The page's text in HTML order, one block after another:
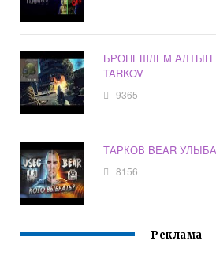
БРОНЕШЛЕМ АЛТЫН
TARKOV
9365
ТАРКОВ BEAR
8156
Реклама